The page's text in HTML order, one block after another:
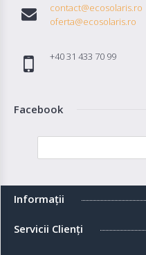
contact@ecosolaris.ro
oferta@ecosolaris.ro
+40 31 433 70 99
Facebook
Informaţii
Servicii Clienţi